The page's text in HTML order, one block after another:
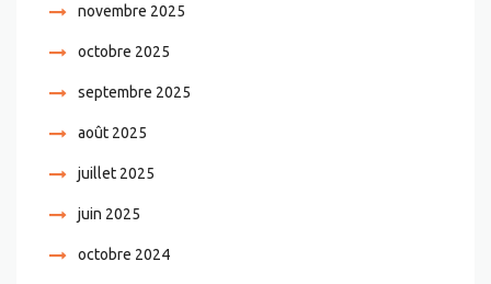
novembre 2025
octobre 2025
septembre 2025
août 2025
juillet 2025
juin 2025
octobre 2024